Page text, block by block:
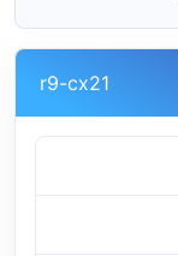
r9-cx21